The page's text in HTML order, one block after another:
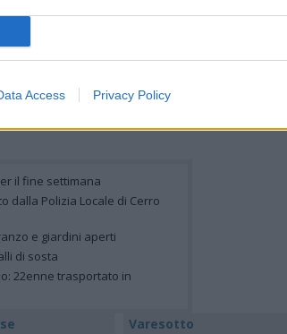
Access Privacy Policy
Arsizio Nala, micia Main
il fine settimana
dalla Polizia Locale di Cerro
e giardini aperti
di sosta
22enne trasportato in
Varesotto